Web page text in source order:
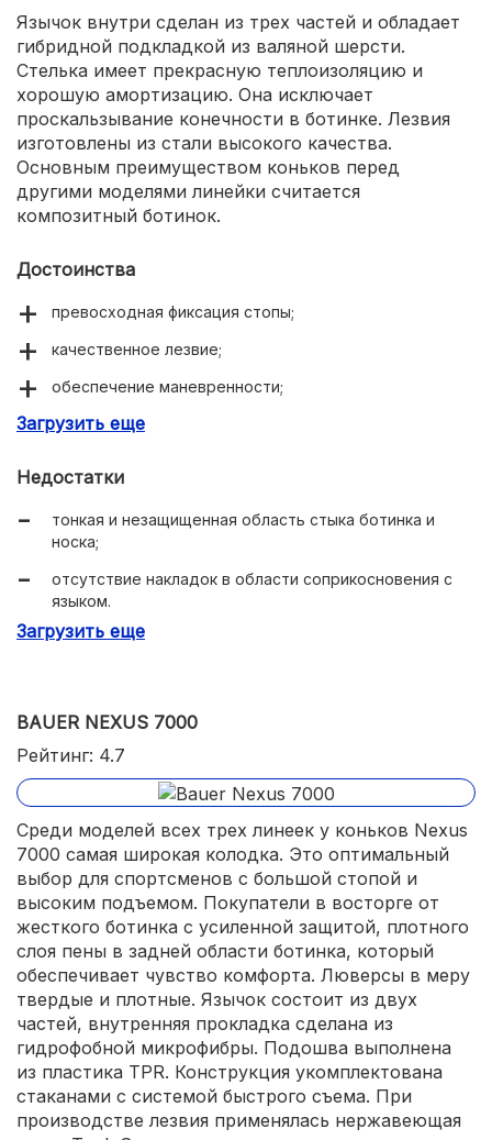
Язычок внутри сделан из трех частей и обладает
гибридной подкладкой из валяной шерсти.
Стелька имеет прекрасную теплоизоляцию и
хорошую амортизацию. Она исключает
проскальзывание конечности в ботинке. Лезвия
изготовлены из стали высокого качества.
Основным преимуществом коньков перед
другими моделями линейки считается
композитный ботинок.
Достоинства
превосходная фиксация стопы;
качественное лезвие;
обеспечение маневренности;
увеличенный срок эксплуатации;
Загрузить еще
Недостатки
тонкая и незащищенная область стыка ботинка и
носка;
отсутствие накладок в области соприкосновения с
языком.
Загрузить еще
BAUER NEXUS 7000
Рейтинг: 4.7
Среди моделей всех трех линеек у коньков Nexus
7000 самая широкая колодка. Это оптимальный
выбор для спортсменов с большой стопой и
высоким подъемом. Покупатели в восторге от
жесткого ботинка с усиленной защитой, плотного
слоя пены в задней области ботинка, который
обеспечивает чувство комфорта. Люверсы в меру
твердые и плотные. Язычок состоит из двух
частей, внутренняя прокладка сделана из
гидрофобной микрофибры. Подошва выполнена
из пластика TPR. Конструкция укомплектована
стаканами с системой быстрого съема. При
производстве лезвия применялась нержавеющая